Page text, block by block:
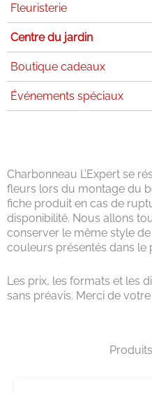
Fleuristerie
Centre du jardin
Boutique cadeaux
Événements spéciaux
Charbonneau L’Expert se
fleurs lors du montage du
fiche produit en cas de
disponibilité. Nous allons
conserver le même style
couleurs présentés dans le
Les prix, les formats et les
sans préavis. Merci de